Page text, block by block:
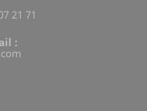
21 71
: